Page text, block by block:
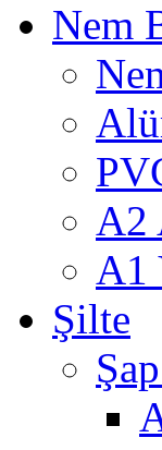
Nem
A2
A1
Şilte